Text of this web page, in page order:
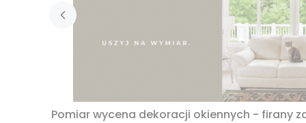
Pomiar wycena dekoracji okiennych - firany